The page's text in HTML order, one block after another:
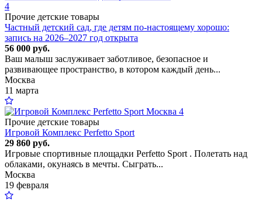
4
Прочие детские товары
Частный детский сад, где детям по-настоящему хорошо:
запись на 2026–2027 год открыта
56 000 руб.
Ваш малыш заслуживает заботливое, безопасное и
развивающее пространство, в котором каждый день...
Москва
11 марта
4
Прочие детские товары
Игровой Комплекс Perfetto Sport
29 860 руб.
Игровые спортивные площадки Perfetto Sport . Полетать над
облаками, окунаясь в мечты. Сыграть...
Москва
19 февраля